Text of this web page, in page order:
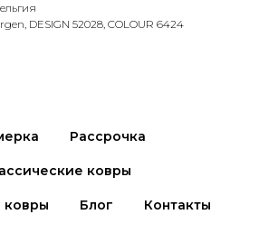
DESIGN 52028, COLOUR 6424
Рассрочка
ковры
ковры Блог Контакты